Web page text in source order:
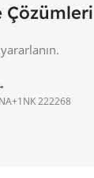
Çözümleri
222268